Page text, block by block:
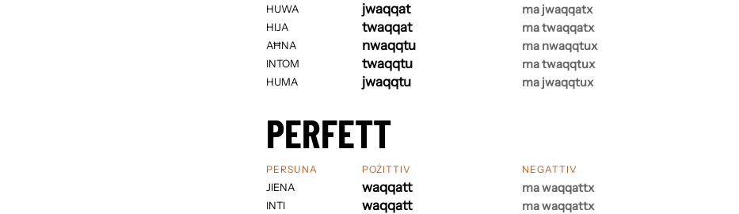
HUWA
HIJA
AĦNA
INTOM
HUMA
jwaqqat
twaqqat
nwaqqtu
twaqqtu
jwaqqtu
ma jwaqqatx
ma twaqqatx
ma nwaqqtux
ma twaqqtux
ma jwaqqtux
PERFETT
PERSUNA
JIENA
INTI
POŻITTIV
waqqatt
waqqatt
NEGATTIV
ma waqqattx
ma waqqattx